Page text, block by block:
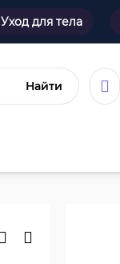
Уход для тела
Найти